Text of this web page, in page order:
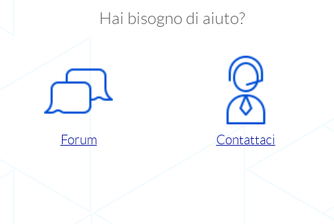
Hai bisogno di aiuto?
Forum Contattaci